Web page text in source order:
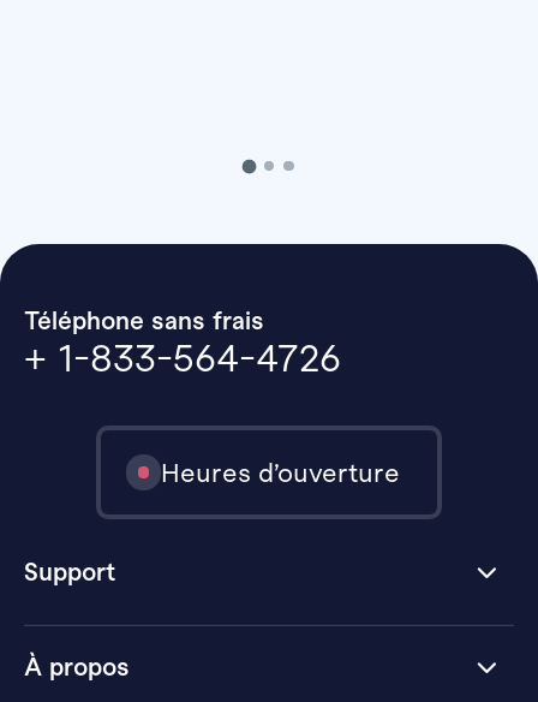
À propos
Téléphone sans frais
+ 1-833-564-4726
Heures d’ouverture
Support